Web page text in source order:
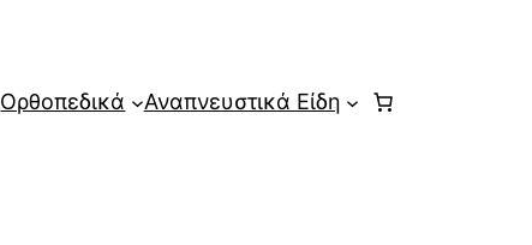
Ορθοπεδικά Αναπνευστικά Είδη